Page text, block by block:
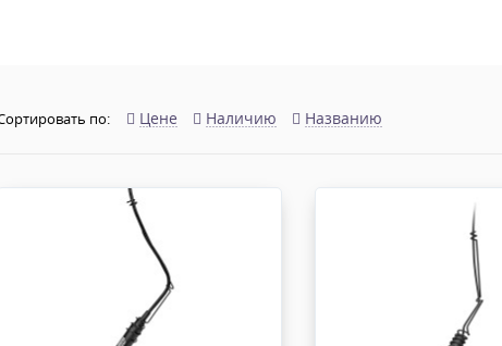
5и канальные модули
по: Цене Наличию Названию